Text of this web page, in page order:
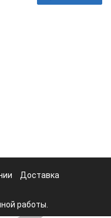
Доставка
работы.